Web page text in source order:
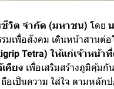
วิต จำกัด (มหาชน) โดย
มเพื่อสังคม เดินหน้าสานต่อ
Tetra) ให้แก่เจ้าหน้า
คียง เพื่อเสริมสร้างภูมิคุ้มกั
อเป็นความ ใส่ใจ ตามหลัก